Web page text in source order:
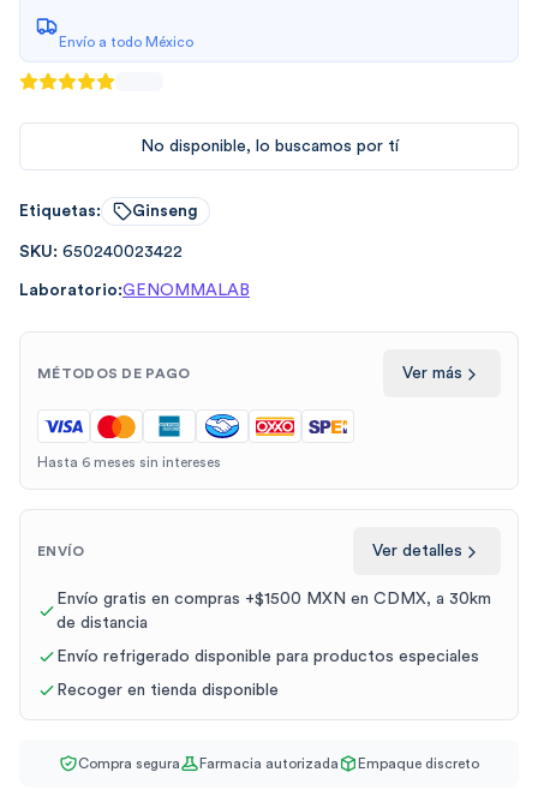
Envío a todo México
No disponible, lo buscamos por tí
Etiquetas: Ginseng
SKU: 650240023422
Laboratorio:GENOMMALAB
MÉTODOS DE PAGO Ver más
Hasta 6 meses sin intereses
ENVÍO Ver detalles
Envío gratis en compras +$1500 MXN en CDMX, a 30km
de distancia
Envío refrigerado disponible para productos especiales
Recoger en tienda disponible
Compra segura Farmacia autorizada Empaque discreto